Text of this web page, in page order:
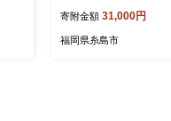
食器 お茶碗
寄附金額 31,000円
福岡県糸島市